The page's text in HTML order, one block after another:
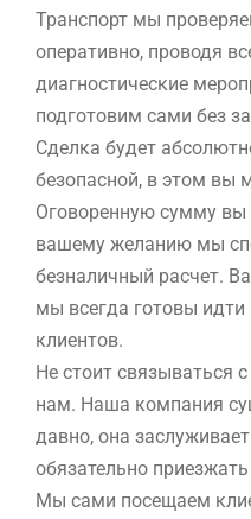
Транспорт мы
оперативно, проводя
диагностические
подготовим сами без
Сделка будет
безопасной, в этом вы
Оговоренную сумму
вашему желанию мы
безналичный расчет.
мы всегда готовы
клиентов.
Не стоит связываться
нам. Наша компания
давно, она
обязательно
Мы сами посещаем